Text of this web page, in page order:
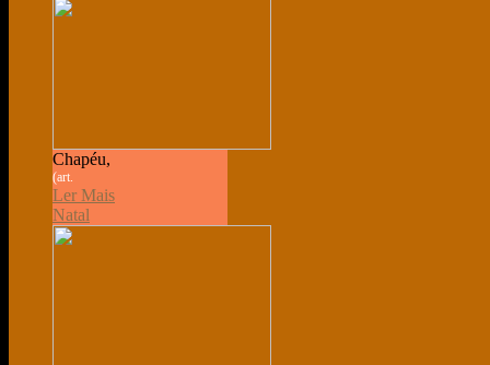
Chapéu,
(art.
Ler Mais
Natal